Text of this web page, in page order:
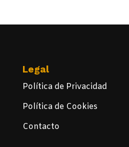
Legal
Política de Privacidad
Política de Cookies
Contacto